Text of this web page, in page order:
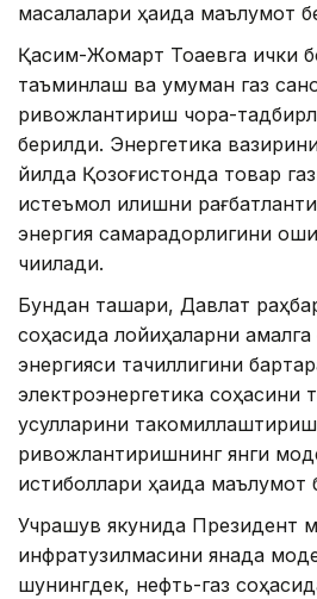
масалалари ҳақида маълумот
Қасим-Жомарт Тоқаевга ички
таъминлаш ва умуман газ
ривожлантириш чора-
берилди. Энергетика
йилда Қозоғистонда товар
истеъмол қилишни
энергия самарадорлигини
чиқилади.
Бундан ташқари, Давлат
соҳасида лойиҳаларни
энергияси тақчиллигини
электроэнергетика соҳасини
усулларини
ривожлантиришнинг янги
истиқболлари ҳақида маълумот
Учрашув якунида Президент
инфратузилмасини янада
шунингдек, нефть-газ